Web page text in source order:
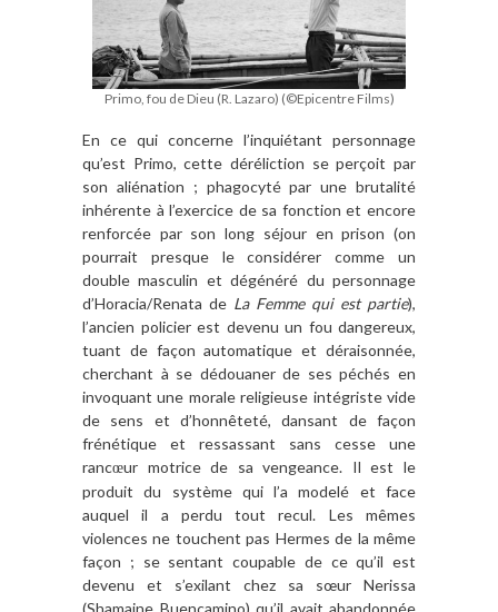
Primo, fou de Dieu (R. Lazaro) (©Epicentre Films)
En ce qui concerne l’inquiétant personnage
qu’est Primo, cette déréliction se perçoit par
son aliénation ; phagocyté par une brutalité
inhérente à l’exercice de sa fonction et encore
renforcée par son long séjour en prison (on
pourrait presque le considérer comme un
double masculin et dégénéré du personnage
d’Horacia/Renata de La Femme qui est partie),
l’ancien policier est devenu un fou dangereux,
tuant de façon automatique et déraisonnée,
cherchant à se dédouaner de ses péchés en
invoquant une morale religieuse intégriste vide
de sens et d’honnêteté, dansant de façon
frénétique et ressassant sans cesse une
rancœur motrice de sa vengeance. Il est le
produit du système qui l’a modelé et face
auquel il a perdu tout recul. Les mêmes
violences ne touchent pas Hermes de la même
façon ; se sentant coupable de ce qu’il est
devenu et s’exilant chez sa sœur Nerissa
(Shamaine Buencamino) qu’il avait abandonnée